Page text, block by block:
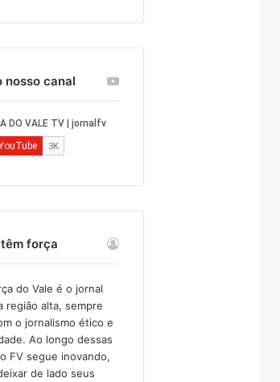
nosso canal
força
do Vale é o jornal
região alta, sempre
o jornalismo ético e
Ao longo dessas
FV segue inovando,
de lado seus